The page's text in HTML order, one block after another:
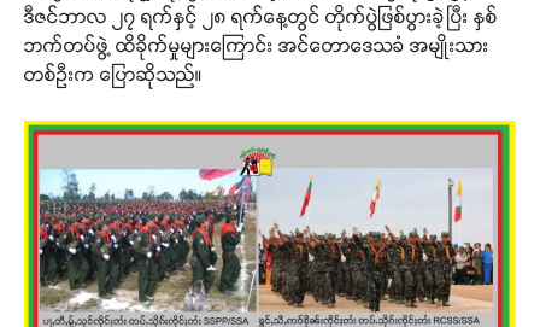
ဒီဇင်ဘာလ ၂၇ ရက်နှင့် ၂၈ ရက်နေ့တွင် တိုက်ပွဲဖြစ်ပွားခဲ့ပြီး နှစ်
ဘက်တပ်ဖွဲ့ ထိခိုက်မှုများကြောင်း အင်တောဒေသခံ အမျိုးသား
တစ်ဦးက ပြောဆိုသည်။